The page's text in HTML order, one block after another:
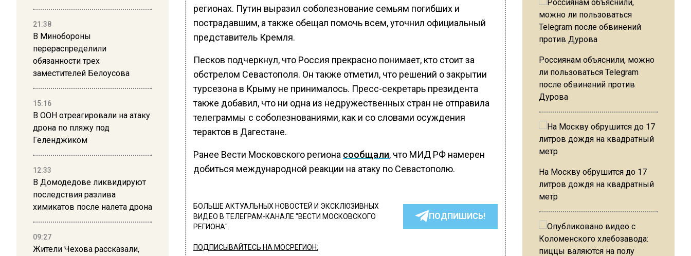
21:38
В Минобороны
перераспределили
обязанности трех
заместителей Белоусова
15:16
В ООН отреагировали на атаку
дрона по пляжу под
Геленджиком
12:33
В Домодедове ликвидируют
последствия разлива
химикатов после налета дрона
09:27
Жители Чехова рассказали,
регионах. Путин выразил соболезнование семьям погибших и
пострадавшим, а также обещал помочь всем, уточнил официальный
представитель Кремля.
Песков подчеркнул, что Россия прекрасно понимает, кто стоит за
обстрелом Севастополя. Он также отметил, что решений о закрытии
турсезона в Крыму не принималось. Пресс-секретарь президента
также добавил, что ни одна из недружественных стран не отправила
телеграммы с соболезнованиями, как и со словами осуждения
терактов в Дагестане.
Ранее Вести Московского региона сообщали, что МИД РФ намерен
добиться международной реакции на атаку по Севастополю.
БОЛЬШЕ АКТУАЛЬНЫХ НОВОСТЕЙ И ЭКСКЛЮЗИВНЫХ
ВИДЕО В ТЕЛЕГРАМ-КАНАЛЕ "ВЕСТИ МОСКОВСКОГО
РЕГИОНА".
ПОДПИШИСЬ!
ПОДПИСЫВАЙТЕСЬ НА МОСРЕГИОН:
Россиянам объяснили, можно
ли пользоваться Telegram
после обвинений против
Дурова
На Москву обрушится до 17
литров дождя на квадратный
метр